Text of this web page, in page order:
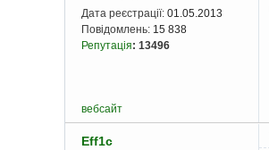
Дата реєстрації: 01.05.2013
Повідомлень: 15 838
Репутація: 13496
вебсайт
Eff1c